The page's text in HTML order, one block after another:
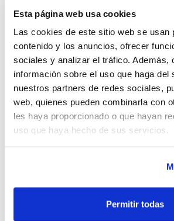
Esta página web usa cookies
Las cookies de este sitio web se usan
contenido y los anuncios, ofrecer
sociales y analizar el tráfico. Además,
información sobre el uso que haga del
nuestros partners de redes sociales,
web, quienes pueden combinarla con
les haya proporcionado o que hayan
uso que haya hecho de sus servicios.
Permitir todas
2.35€
1 kg
2.35
Cebolla